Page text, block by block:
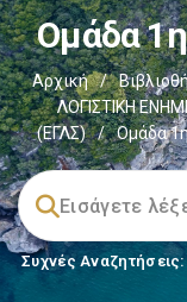
Ομάδα
Αρχική /
ΛΟΓΙΣΤΙΚΗ
(ΕΓΛΣ)
/ Ομάδα
Συχνές Αναζητήσεις: